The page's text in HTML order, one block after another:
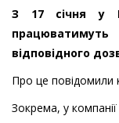
З 17 січня у
відповідного
Про це повідомили
Зокрема, у